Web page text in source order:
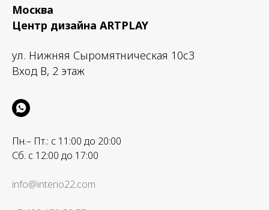
Москва
Центр дизайна ARTPLAY
ул. Нижняя Сыромятническая 10с3
Вход B, 2 этаж
Пн.– Пт.: с 11:00 до 20:00
Сб. с 12:00 до 17:00
info@interio22.com